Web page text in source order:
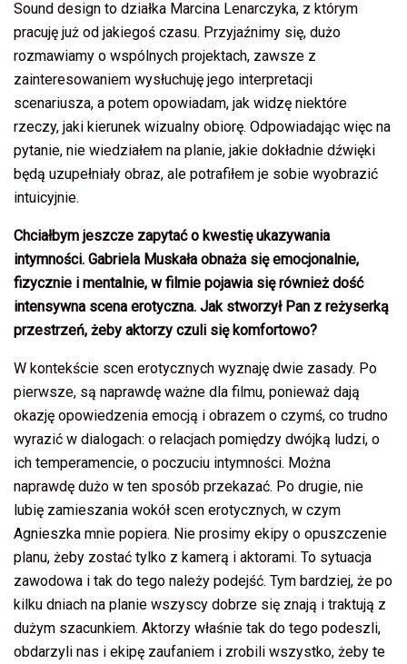
Sound design to działka Marcina Lenarczyka, z którym
pracuję już od jakiegoś czasu. Przyjaźnimy się, dużo
rozmawiamy o wspólnych projektach, zawsze z
zainteresowaniem wysłuchuję jego interpretacji
scenariusza, a potem opowiadam, jak widzę niektóre
rzeczy, jaki kierunek wizualny obiorę. Odpowiadając więc na
pytanie, nie wiedziałem na planie, jakie dokładnie dźwięki
będą uzupełniały obraz, ale potrafiłem je sobie wyobrazić
intuicyjnie.
Chciałbym jeszcze zapytać o kwestię ukazywania
intymności. Gabriela Muskała obnaża się emocjonalnie,
fizycznie i mentalnie, w filmie pojawia się również dość
intensywna scena erotyczna. Jak stworzył Pan z reżyserką
przestrzeń, żeby aktorzy czuli się komfortowo?
W kontekście scen erotycznych wyznaję dwie zasady. Po
pierwsze, są naprawdę ważne dla filmu, ponieważ dają
okazję opowiedzenia emocją i obrazem o czymś, co trudno
wyrazić w dialogach: o relacjach pomiędzy dwójką ludzi, o
ich temperamencie, o poczuciu intymności. Można
naprawdę dużo w ten sposób przekazać. Po drugie, nie
lubię zamieszania wokół scen erotycznych, w czym
Agnieszka mnie popiera. Nie prosimy ekipy o opuszczenie
planu, żeby zostać tylko z kamerą i aktorami. To sytuacja
zawodowa i tak do tego należy podejść. Tym bardziej, że po
kilku dniach na planie wszyscy dobrze się znają i traktują z
dużym szacunkiem. Aktorzy właśnie tak do tego podeszli,
obdarzyli nas i ekipę zaufaniem i zrobili wszystko, żeby te